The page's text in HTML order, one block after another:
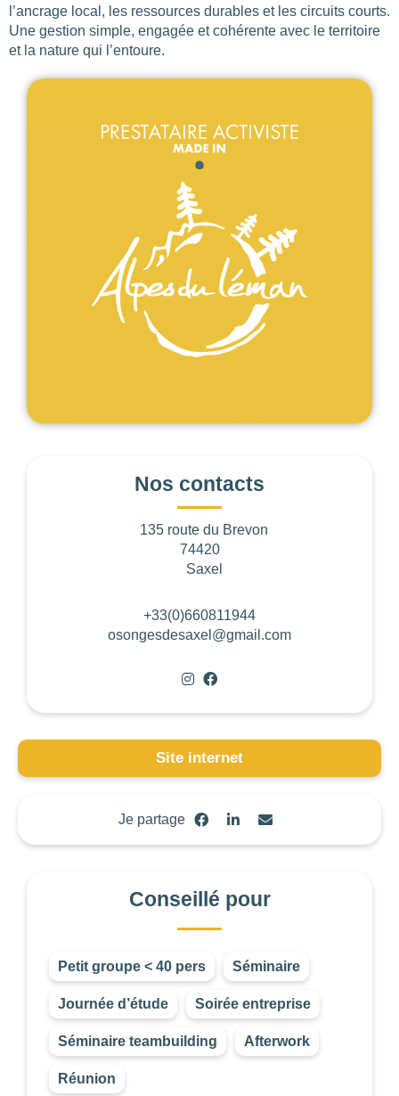
l’ancrage local, les ressources durables et les circuits courts.
Une gestion simple, engagée et cohérente avec le territoire
et la nature qui l’entoure.
Nos contacts
135 route du Brevon
74420
Saxel
+33(0)660811944
osongesdesaxel@gmail.com
Site internet
Je partage
Conseillé pour
Petit groupe < 40 pers Séminaire
Journée d’étude Soirée entreprise
Séminaire teambuilding Afterwork
Réunion
BUDGET PAR PERSONNE
0—768
NOMBRE DE PERSONNES
OUVERTURE
Choisir
BUDGET DE LA PRESTATION
.
PERSONNES
0—15001
BUDGET DE LA
PRESTATION
-1—8000
CONSEILLÉ
POUR